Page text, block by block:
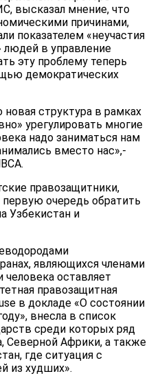
высказал мнение, что
причинами,
показателем «неучастия
людей в управление
эту проблему теперь
демократических
новая структура в рамках
урегулировать многие
надо заниматься нам
вместо нас»,-
правозащитники,
очередь обратить
Узбекистан и
являющихся членами
оставляет
правозащитная
в докладе «О состоянии
внесла в список
среди которых ряд
Северной Африки, а также
где ситуация с
из худших».